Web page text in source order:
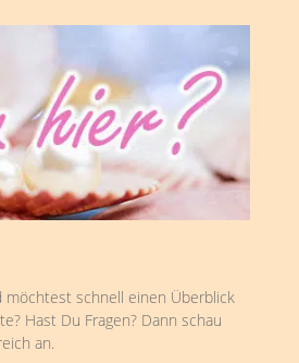
möchtest schnell einen Überblick
Hast Du Fragen? Dann schau
an.